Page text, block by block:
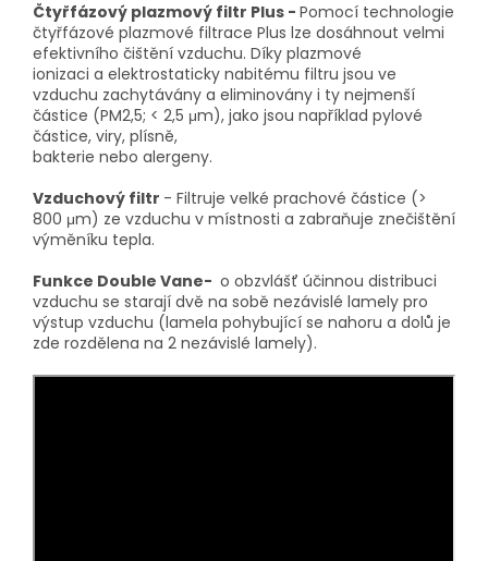
Čtyřfázový plazmový filtr Plus - Pomocí technologie
čtyřfázové plazmové filtrace Plus lze dosáhnout velmi
efektivního čištění vzduchu. Díky plazmové
ionizaci a elektrostaticky nabitému filtru jsou ve
vzduchu zachytávány a eliminovány i ty nejmenší
částice (PM2,5; < 2,5 μm), jako jsou například pylové
částice, viry, plísně,
bakterie nebo alergeny.
Vzduchový filtr - Filtruje velké prachové částice (>
800 μm) ze vzduchu v místnosti a zabraňuje znečištění
výměníku tepla.
Funkce Double Vane- o obzvlášť účinnou distribuci
vzduchu se starají dvě na sobě nezávislé lamely pro
výstup vzduchu (lamela pohybující se nahoru a dolů je
zde rozdělena na 2 nezávislé lamely).